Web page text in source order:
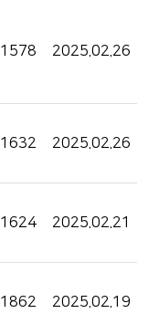
1578 2025.02.26
1632 2025.02.26
1624 2025.02.21
1862 2025.02.19